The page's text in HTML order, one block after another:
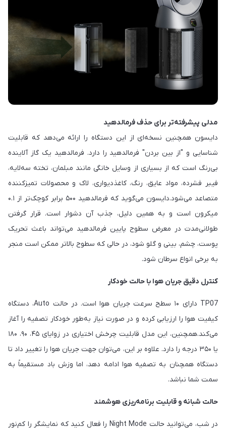
مدلی پیشرفته‌تر برای حذف فرمالدهید
دایسون همچنین نسخه‌ای از این دستگاه را ارائه می‌دهد که قابلیت
شناسایی و "از بین بردن" فرمالدهید را دارد. فرمالدهید یک گاز آلاینده
بی‌رنگ است که از بسیاری از وسایل خانگی مانند مبلمان، تخته سه‌لایه،
فیبر فشرده، مواد عایق، رنگ، کاغذدیواری، لاک و محصولات تمیزکننده
متصاعد می‌شود.دایسون می‌گوید که فرمالدهید ۵۰۰ برابر کوچک‌تر از ۰.۱
میکرون است و به همین دلیل، جذب آن دشوار است. قرار گرفتن
طولانی‌مدت در معرض سطوح پایین فرمالدهید می‌تواند باعث تحریک
پوست، چشم، بینی و گلو شود، در حالی که سطوح بالاتر ممکن است منجر
به برخی انواع سرطان شود.
کنترل دقیق جریان هوا با حالت خودکار
TP07 دارای ۱۰ سطح سرعت جریان هوا است. در حالت Auto، دستگاه
کیفیت هوا را ارزیابی کرده و در صورت نیاز به‌طور خودکار تصفیه را آغاز
می‌کند.همچنین، این مدل قابلیت چرخش اختیاری در زوایای ۴۵، ۹۰، ۱۸۰
یا ۳۵۰ درجه را دارد. علاوه بر این، می‌توان جهت جریان هوا را تغییر داد تا
دستگاه همچنان به تصفیه هوا ادامه دهد، اما وزش باد مستقیماً به
سمت شما نباشد.
حالت شبانه و قابلیت برنامه‌ریزی هوشمند
در شب، می‌توانید حالت Night Mode را فعال کنید که نمایشگر را کم‌نور